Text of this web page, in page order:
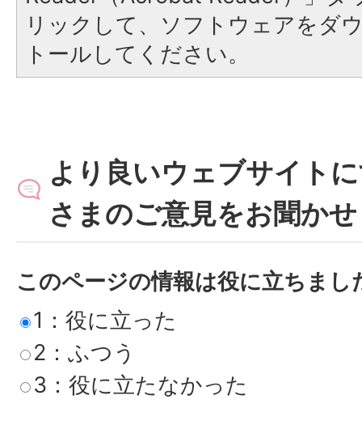
リックして、ソフトウェアをダ
トールしてください。
より良いウェブサイト
さまのご意見をお聞か
このページの情報は役に立ちまし
1：役に立った
2：ふつう
3：役に立たなかった